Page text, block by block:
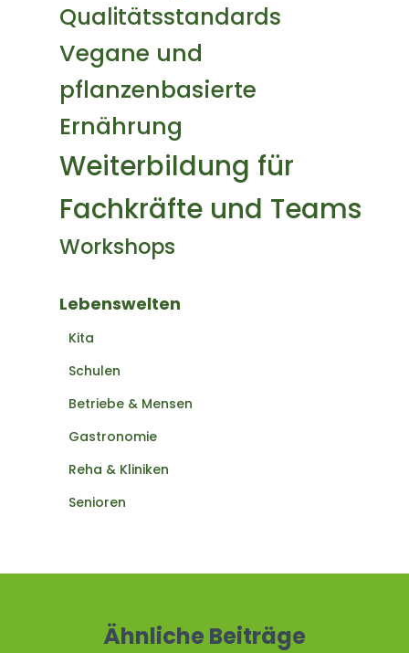
Qualitätsstandards
Vegane und
pflanzenbasierte
Ernährung
Weiterbildung für
Fachkräfte und Teams
Workshops
Lebenswelten
Kita
Schulen
Betriebe & Mensen
Gastronomie
Reha & Kliniken
Senioren
Ähnliche Beiträge